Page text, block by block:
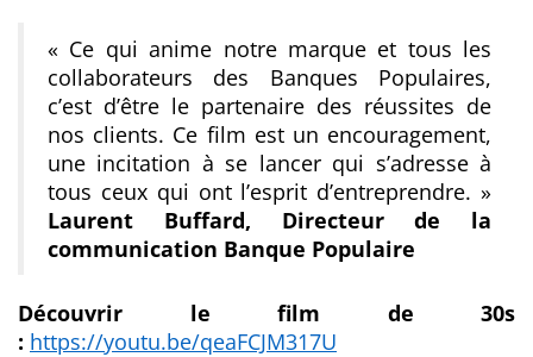
« Ce qui anime notre marque et tous les
collaborateurs des Banques Populaires,
c’est d’être le partenaire des réussites de
nos clients. Ce film est un encouragement,
une incitation à se lancer qui s’adresse à
tous ceux qui ont l’esprit d’entreprendre. »
Laurent Buffard, Directeur de la
communication Banque Populaire
Découvrir le film de 30s
: https://youtu.be/qeaFCJM317U